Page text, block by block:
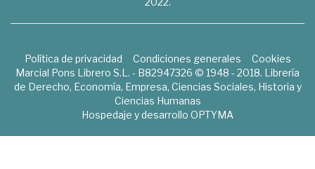
Política de privacidad Condiciones generales
Cookies
Marcial Pons Librero S.L. - B82947326 © 1948 - 2018. Librería
de Derecho, Economía, Empresa, Ciencias Sociales, Historia y
Ciencias Humanas
Hospedaje y desarrollo OPTYMA